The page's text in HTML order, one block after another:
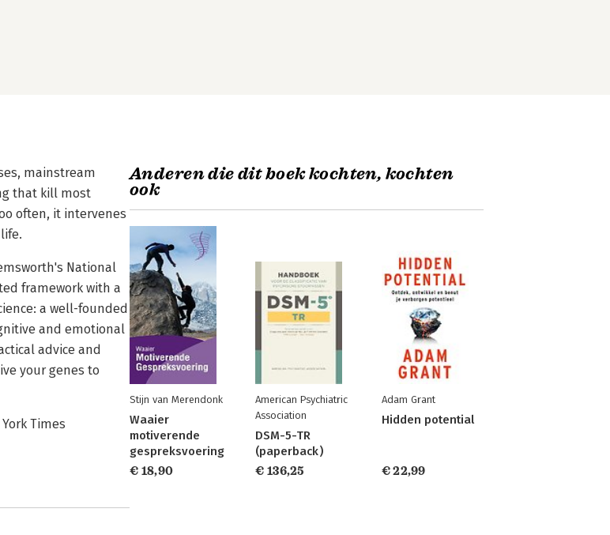
mainstream
that kill most
often, it intervenes
National
framework with a
a well-founded
and emotional
advice and
your genes to
Times
Anderen die dit boek kochten, kochten
ook
Stijn van Merendonk
Waaier
motiverende
gespreksvoering
€ 18,90
American Psychiatric
Association
DSM-5-TR
(paperback)
€ 136,25
Adam Grant
Hidden potential
€ 22,99